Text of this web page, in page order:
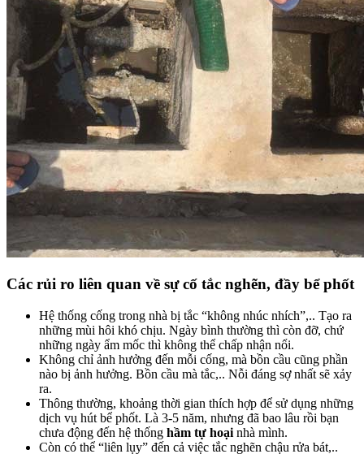
Các rủi ro liên quan về sự cố tắc nghẽn, đầy bể phốt
Hệ thống cống trong nhà bị tắc “không nhúc nhích”,.. Tạo ra
những mùi hôi khó chịu. Ngày bình thường thì còn đỡ, chứ
những ngày ẩm mốc thì không thể chấp nhận nổi.
Không chỉ ảnh hưởng đến mỗi cống, mà bồn cầu cũng phần
nào bị ảnh hưởng. Bồn cầu mà tắc,.. Nỗi đáng sợ nhất sẽ xảy
ra.
Thông thường, khoảng thời gian thích hợp để sử dụng những
dịch vụ hút bể phốt. Là 3-5 năm, nhưng đã bao lâu rồi bạn
chưa động đến hệ thống hầm tự hoại nhà mình.
Còn có thể “liên lụy” đến cả việc tắc nghẽn chậu rửa bát,..